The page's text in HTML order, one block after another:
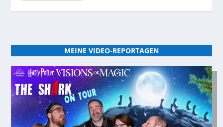
MEINE VIDEO-REPORTAGEN